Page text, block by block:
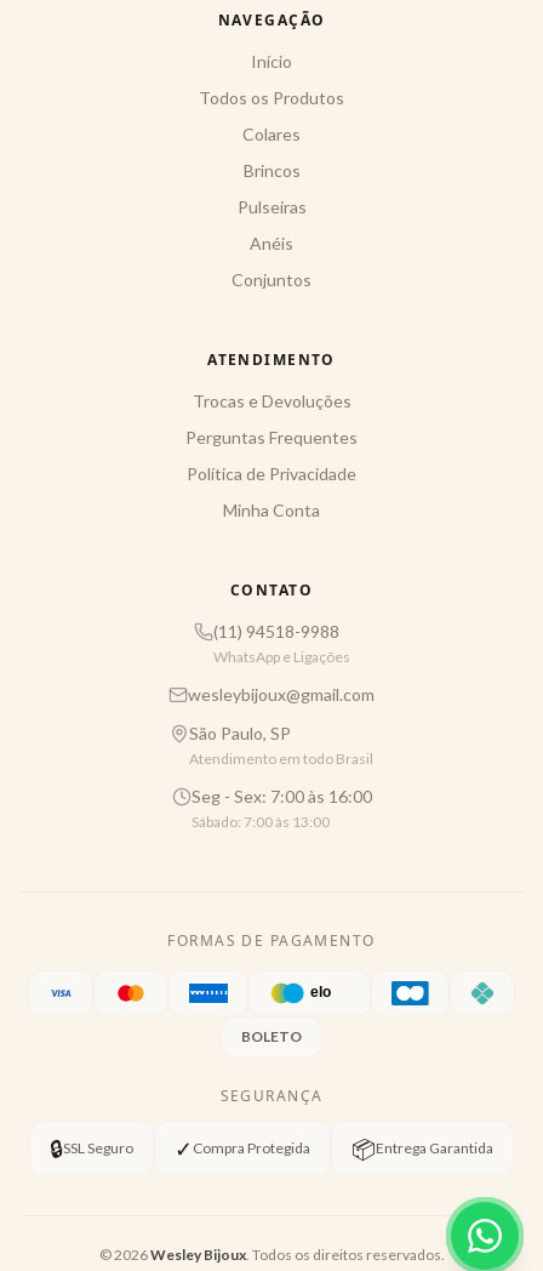
NAVEGAÇÃO
Início
Todos os Produtos
Colares
Brincos
Pulseiras
Anéis
Conjuntos
ATENDIMENTO
Trocas e Devoluções
Perguntas Frequentes
Política de Privacidade
Minha Conta
CONTATO
(11) 94518-9988
WhatsApp e Ligações
wesleybijoux@gmail.com
São Paulo, SP
Atendimento em todo Brasil
Seg - Sex: 7:00 às 16:00
Sábado: 7:00 às 13:00
FORMAS DE PAGAMENTO
BOLETO
SEGURANÇA
🔒SSL Seguro ✓ Compra Protegida 📦Entrega Garantida
©2026Wesley Bijoux. Todos os direitos reservados.